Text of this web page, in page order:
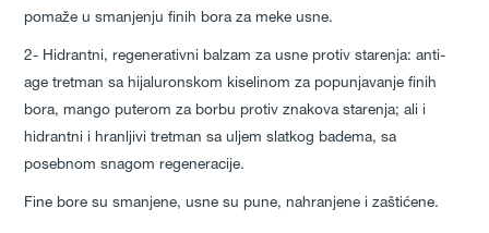
pomaže u smanjenju finih bora za meke usne.
2- Hidrantni, regenerativni balzam za usne protiv starenja: anti-
age tretman sa hijaluronskom kiselinom za popunjavanje finih
bora, mango puterom za borbu protiv znakova starenja; ali i
hidrantni i hranljivi tretman sa uljem slatkog badema, sa
posebnom snagom regeneracije.
Fine bore su smanjene, usne su pune, nahranjene i zaštićene.